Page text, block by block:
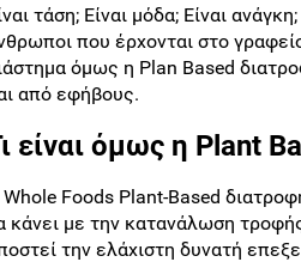
τάση; Είναι μόδα; Είναι
που έρχονται στο
όμως η Plan Based
από εφήβους.
είναι όμως η Plant
Foods Plant-Based
κάνει με την κατανάλωση
την ελάχιστη δυνατή